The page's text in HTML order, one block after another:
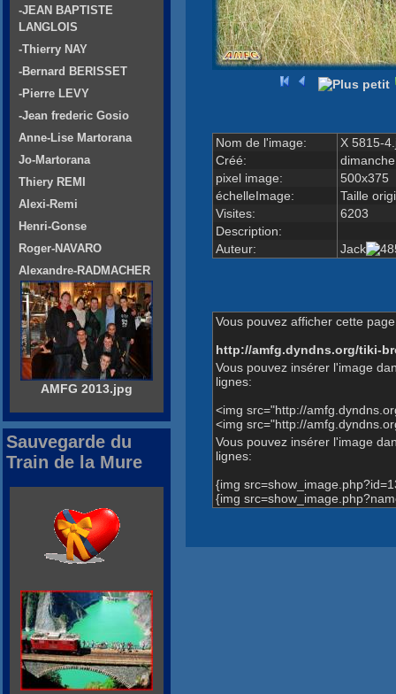
Nom de l'image:
X 5815-
Créé:
pixel image:
500x375
échelleImage:
Taille
Visites:
6203
Description:
Auteur:
Jack
Vous pouvez afficher cette
http://amfg.dyndns.org/tiki-
Vous pouvez insérer l'image
lignes:
<img src="http://
<img src="http://
Vous pouvez insérer l'image
lignes:
{img
{img
-JEAN BAPTISTE
LANGLOIS
-Thierry NAY
-Bernard BERISSET
-Pierre LEVY
-Jean frederic Gosio
Anne-Lise Martorana
Jo-Martorana
Thiery REMI
Alexi-Remi
Henri-Gonse
Roger-NAVARO
Alexandre-RADMACHER
AMFG 2013.jpg
Sauvegarde du
Train de la Mure